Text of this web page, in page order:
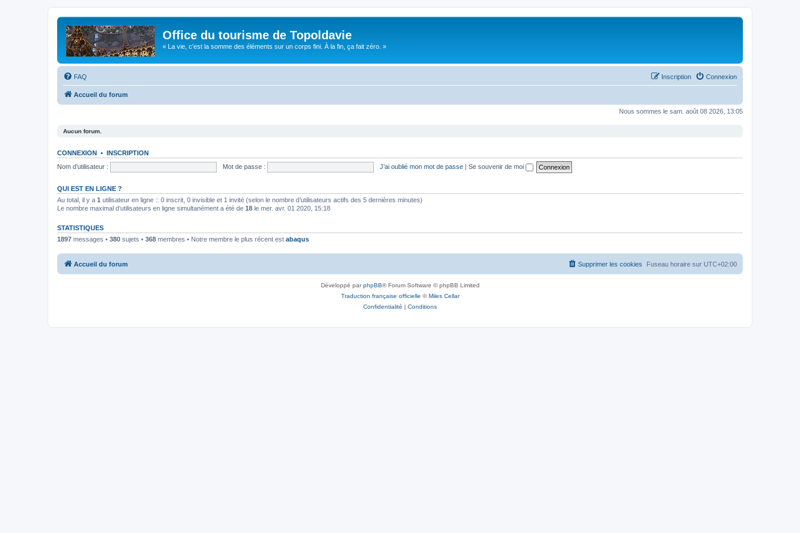
Office du tourisme de Topoldavie
« La vie, c'est la somme des éléments sur un corps fini. À la fin, ça fait zéro. »
FAQ Connexion
Inscription
Accueil du forum
Nous sommes le sam. août 08 2026, 13:05
Aucun forum.
CONNEXION • INSCRIPTION
Nom d’utilisateur :
Mot de passe : J’ai oublié mon mot de passe | Se souvenir de moi
QUI EST EN LIGNE ?
Au total, il y a 1 utilisateur en ligne :: 0 inscrit, 0 invisible et 1 invité (selon le nombre d’utilisateurs actifs des 5 dernières minutes)
Le nombre maximal d’utilisateurs en ligne simultanément a été de 18 le mer. avr. 01 2020, 15:18
STATISTIQUES
1897 messages • 380 sujets • 368 membres • Notre membre le plus récent est abaqus
Accueil du forum Fuseau horaire sur UTC+02:00
Supprimer les cookies
Développé parphpBB® Forum Software © phpBB Limited
Traduction française officielle ©Miles Cellar
Confidentialité | Conditions